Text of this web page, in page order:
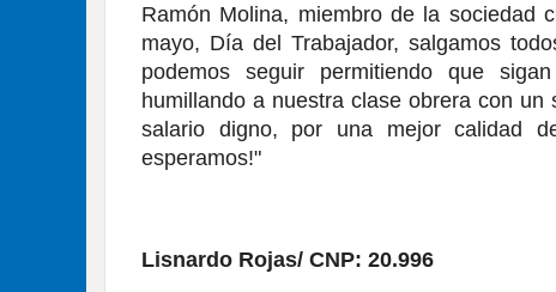
Ramón Molina, miembro de la sociedad
mayo, Día del Trabajador, salgamos
podemos seguir permitiendo que
humillando a nuestra clase obrera con
salario digno, por una mejor calidad
esperamos!"
Lisnardo Rojas/ CNP: 20.996